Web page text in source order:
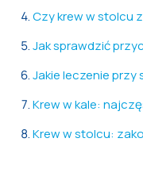
Czy krew w stolcu
Jak sprawdzić
Jakie leczenie przy
Krew w kale:
Krew w stolcu: